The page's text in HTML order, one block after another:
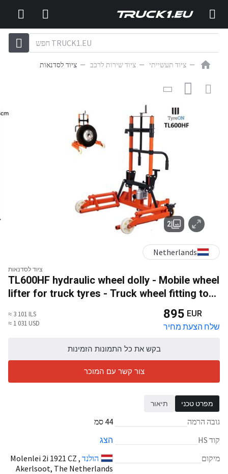
ציוד תעשייתי ציוד שירות לרכב ציוד לסדנאות
ציוד לסדנאות
TL600HF hydraulic wheel dolly - Mobile wheel
lifter for truck tyres - Truck wheel fitting tool - Features a
hook with spindle adjustment to secure the wheel - Lifting
capacity 600 kg
ציוד לסדנאות
TL600HF hydraulic wheel dolly - Mobile wheel
lifter for truck tyres - Truck wheel fitting tool
- Features a hook with spindle adjustment to
secure the wheel - Lifting capacity 600 kg
2
Netherlands
895 EUR
שלח הצעת מחיר
≈ 3 101 ILS
≈ 1 031 USD
בקש את כל התמונות הזמינות
צור קשר עם המוכר
מפרט טכני תיאור
גובה הרמה
44 סמ
קוד HS
הצג
מיקום
הולנד , Molenlei 2i 1921 CZ
Akerlsoot, The Netherlands